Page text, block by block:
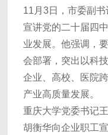
11月3日，市委副书
宣讲党的二十届四
业发展。他强调，
会部署，突出以科
企业、高校、医院
产业高质量发展。
重庆大学党委书记
胡衡华向企业职工